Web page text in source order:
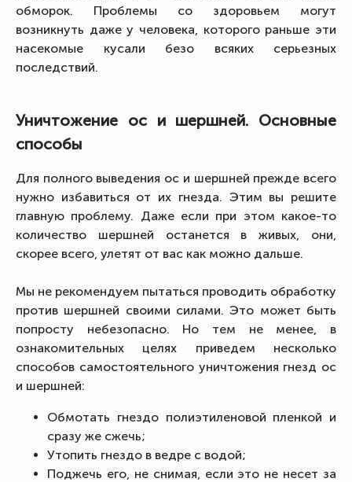
обморок. Проблемы со здоровьем могут
возникнуть даже у человека, которого раньше эти
насекомые кусали безо всяких серьезных
последствий.
Уничтожение ос и шершней. Основные
способы
Для полного выведения ос и шершней прежде всего
нужно избавиться от их гнезда. Этим вы решите
главную проблему. Даже если при этом какое-то
количество шершней останется в живых, они,
скорее всего, улетят от вас как можно дальше.
Мы не рекомендуем пытаться проводить обработку
против шершней своими силами. Это может быть
попросту небезопасно. Но тем не менее, в
ознакомительных целях приведем несколько
способов самостоятельного уничтожения гнезд ос
и шершней:
Обмотать гнездо полиэтиленовой пленкой и
сразу же сжечь;
Утопить гнездо в ведре с водой;
Поджечь его, не снимая, если это не несет за